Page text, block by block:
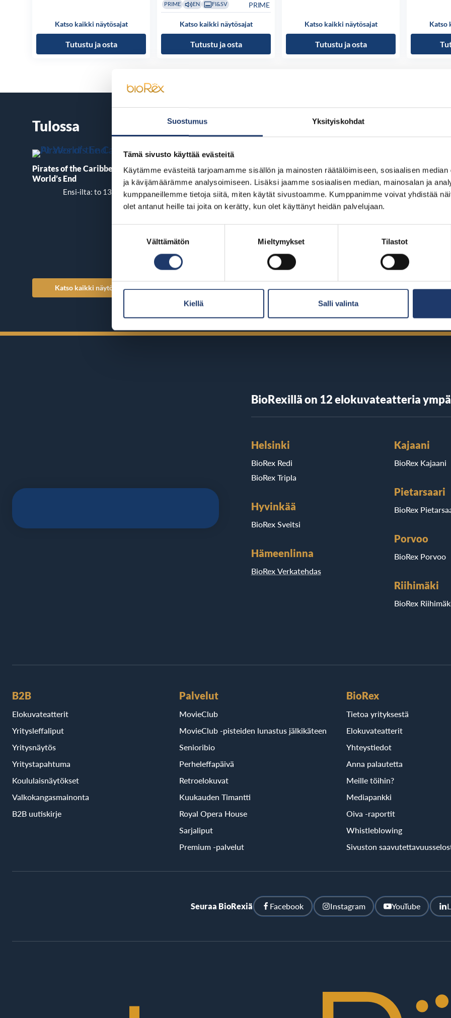
Suostumus Yksityiskohdat
Tämä sivusto käyttää evästeitä
Käytämme evästeitä tarjoamamme sisällön ja mainosten räätälöimiseen, sosiaalisen
ja kävijämäärämme analysoimiseen. Lisäksi jaamme sosiaalisen median, mainosalan ja
kumppaneillemme tietoja siitä, miten käytät sivustoamme. Kumppanimme voivat yhdistää
olet antanut heille tai joita on kerätty, kun olet käyttänyt heidän palvelujaan.
Välttämätön Mieltymykset Tilastot
Kiellä Salli valinta
Katso kaikki näytösajat
Tutustu ja osta
PRIME EN FI&SV PRIME
Katso kaikki näytösajat
Tutustu ja osta
Katso kaikki näytösajat
Tutustu ja osta
Katso
Tulossa
Pirates of the Caribbean: At
World’s End
Ensi-ilta: to 13.8.
Katso kaikki näytösajat
The End of Oak Street
Ensi-ilta: pe 14.8.
Katso kaikki näytösajat
The Invite
Ensi-ilta: pe 14.8.
Katso kaikki näytösajat Katso
BioRexillä on 12 elokuvateatteria
Helsinki
BioRex Redi
BioRex Tripla
Hyvinkää
BioRex Sveitsi
Hämeenlinna
BioRex Verkatehdas
Kajaani
BioRex Kajaani
Pietarsaari
BioRex
Porvoo
BioRex Porvoo
Riihimäki
BioRex
B2B
Elokuvateatterit
Yritysleffaliput
Yritysnäytös
Yritystapahtuma
Koululaisnäytökset
Valkokangasmainonta
B2B uutiskirje
Palvelut
MovieClub
MovieClub -pisteiden lunastus jälkikäteen
Senioribio
Perheleffapäivä
Retroelokuvat
Kuukauden Timantti
Royal Opera House
Sarjaliput
Premium -palvelut
BioRex
Tietoa yrityksestä
Elokuvateatterit
Yhteystiedot
Anna palautetta
Meille töihin?
Mediapankki
Oiva -raportit
Whistleblowing
Sivuston
Seuraa BioRexiä Facebook Instagram YouTube